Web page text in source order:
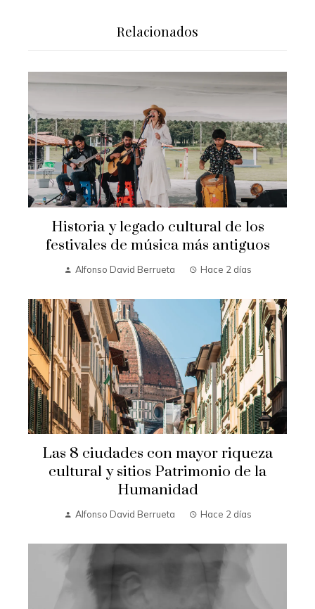
Relacionados
Historia y legado cultural de los
festivales de música más antiguos
Alfonso David Berrueta Hace 2 días
Las 8 ciudades con mayor riqueza
cultural y sitios Patrimonio de la
Humanidad
Alfonso David Berrueta Hace 2 días